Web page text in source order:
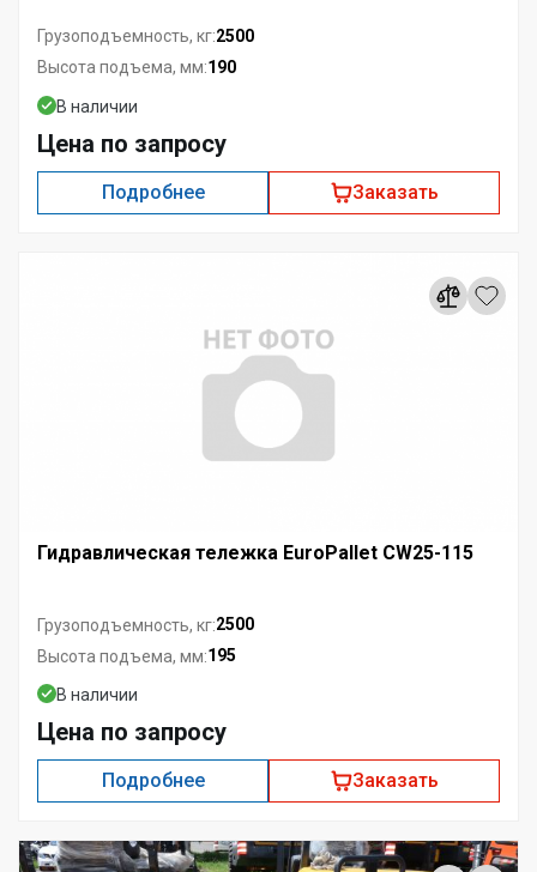
Грузоподъемность, кг:2500
Высота подъема, мм:190
В наличии
Цена по запросу
Подробнее Заказать
Гидравлическая тележка EuroPallet CW25-115
Грузоподъемность, кг:2500
Высота подъема, мм:195
В наличии
Цена по запросу
Подробнее Заказать